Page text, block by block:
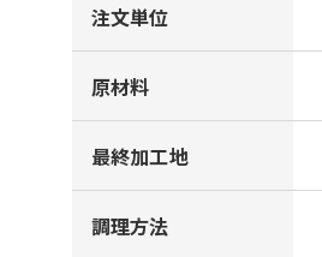
注文単位
原材料
最終加工地
調理方法